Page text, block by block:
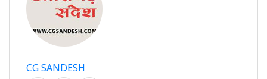
CG SANDESH